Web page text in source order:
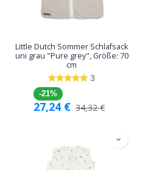
Little Dutch Sommer Schlafsack
uni grau "Pure grey", Größe: 70
cm
3
-21%
27,24 € 34,32€